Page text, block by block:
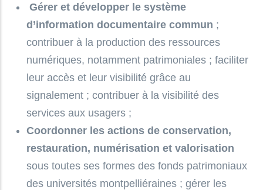
Gérer et développer le système
d’information documentaire commun ;
contribuer à la production des ressources
numériques, notamment patrimoniales ; faciliter
leur accès et leur visibilité grâce au
signalement ; contribuer à la visibilité des
services aux usagers ;
Coordonner les actions de conservation,
restauration, numérisation et valorisation
sous toutes ses formes des fonds patrimoniaux
des universités montpelliéraines ; gérer les